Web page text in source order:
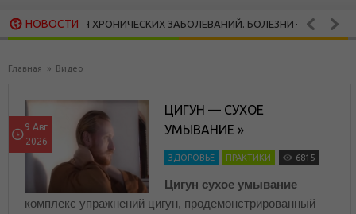
НОВОСТИ
ХРОНИЧЕСКИХ ЗАБОЛЕВАНИЙ. БОЛЕЗНИ – ДРУЗЬЯ И БОЛЕЗНИ
Главная » Видео
9 Авг
2026
ЦИГУН — СУХОЕ
УМЫВАНИЕ »
ЗДОРОВЬЕ ПРАКТИКИ 6815
Цигун сухое умывание —
комплекс упражнений цигун, продемонстрированный